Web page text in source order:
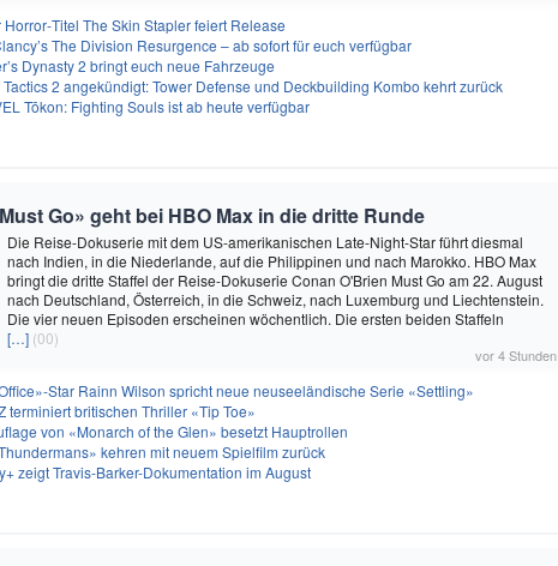
Horror‑Titel The Skin Stapler feiert Release
The Division Resurgence – ab sofort für euch verfügbar
Dynasty 2 bringt euch neue Fahrzeuge
Tactics 2 angekündigt: Tower Defense und Deckbuilding Kombo kehrt zurück
Tōkon: Fighting Souls ist ab heute verfügbar
Go» geht bei HBO Max in die dritte Runde
Die Reise-Dokuserie mit dem US-amerikanischen Late-Night-Star führt diesmal
nach Indien, in die Niederlande, auf die Philippinen und nach Marokko. HBO Max
bringt die dritte Staffel der Reise-Dokuserie Conan O'Brien Must Go am 22. August
nach Deutschland, Österreich, in die Schweiz, nach Luxemburg und Liechtenstein.
Die vier neuen Episoden erscheinen wöchentlich. Die ersten beiden Staffeln
[…] (00)
vor 4 Stunden
Star Rainn Wilson spricht neue neuseeländische Serie «Settling»
terminiert britischen Thriller «Tip Toe»
von «Monarch of the Glen» besetzt Hauptrollen
kehren mit neuem Spielfilm zurück
zeigt Travis-Barker-Dokumentation im August